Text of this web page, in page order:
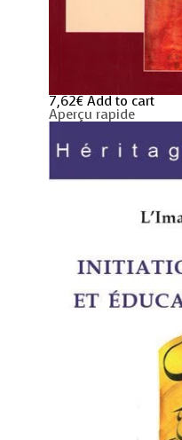
7,62€ Add to cart
Aperçu rapide